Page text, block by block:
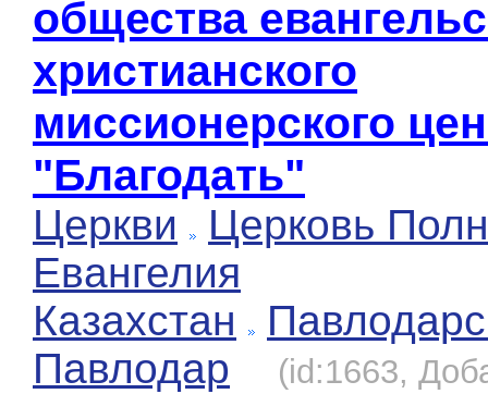
общества
христианского
миссионерского
"Благодать"
Церкви
Церковь
Евангелия
Казахстан
Павлодар
(id:1663,